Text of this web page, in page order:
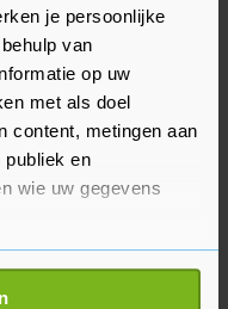
je persoonlijke
van
op uw
met als doel
content, metingen aan
en
wie uw gegevens